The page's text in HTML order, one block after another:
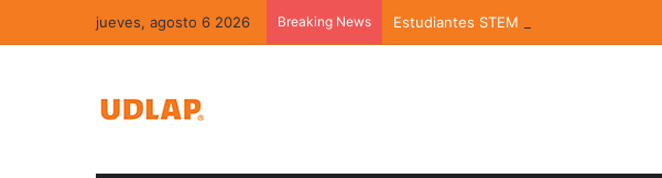
jueves, agosto 6 2026 Breaking News Estudiantes STEM de la UDLAP